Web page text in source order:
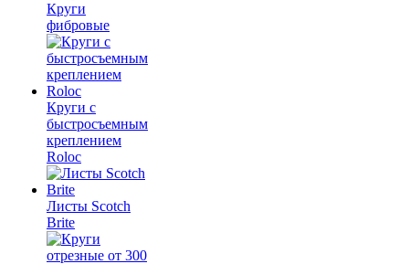
Круги
фибровые
Круги с
быстросъемным
креплением
Roloc
Листы Scotch
Brite